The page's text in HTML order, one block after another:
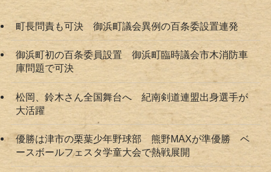
町長問責も可決 御浜町議会異例の百条委設置連発
御浜町初の百条委員設置 御浜町臨時議会市木消防車
庫問題で可決
松岡、鈴木さん全国舞台へ 紀南剣道連盟出身選手が
大活躍
優勝は津市の栗葉少年野球部 熊野MAXが準優勝 ベ
ースボールフェスタ学童大会で熱戦展開